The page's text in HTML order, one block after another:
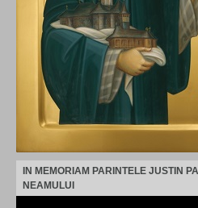
IN MEMORIAM PARINTELE JUSTIN
NEAMULUI